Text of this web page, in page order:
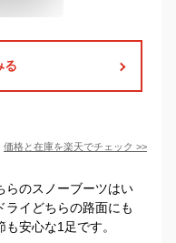
る
価格と在庫を楽天でチェック >>
らのスノーブーツはい
ライどちらの路面にも
安心な1足です。